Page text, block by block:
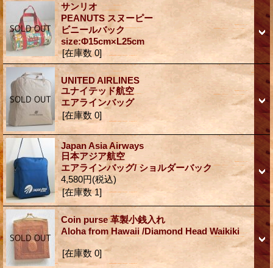
サンリオ
PEANUTS スヌーピー
ビニールバック
size:Φ15cm×L25cm
[在庫数 0]
UNITED AIRLINES
ユナイテッド航空
エアラインバッグ
[在庫数 0]
Japan Asia Airways
日本アジア航空
エアラインバッグ/ ショルダーバック
4,580円(税込)
[在庫数 1]
Coin purse 革製小銭入れ
Aloha from Hawaii /Diamond Head Waikiki
[在庫数 0]